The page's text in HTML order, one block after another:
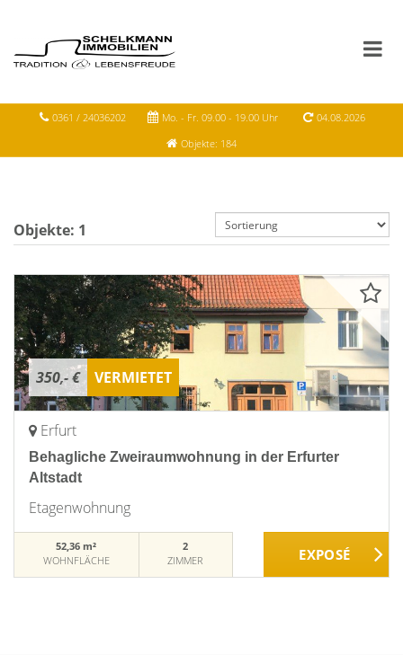
0361 / 24036202 Mo. - Fr. 09.00 - 19.00 Uhr
04.08.2026
Objekte: 184
Objekte: 1
350,- € VERMIETET
Erfurt
Behagliche Zweiraumwohnung in der Erfurter
Altstadt
Etagenwohnung
52,36 m²
WOHNFLÄCHE
2
ZIMMER